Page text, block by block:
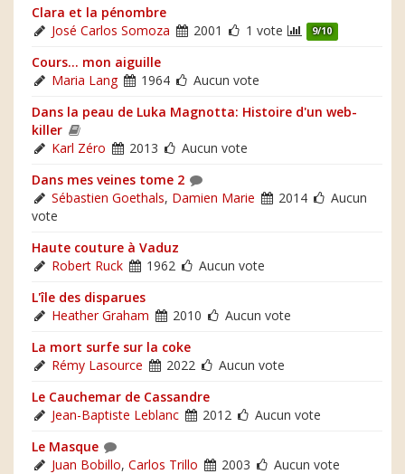
Clara et la pénombre
José Carlos Somoza
2001 1 vote 9/10
Cours... mon aiguille
Maria Lang
1964
Aucun vote
Dans la peau de Luka Magnotta: Histoire d'un web-
killer
Karl Zéro
2013
Aucun vote
Dans mes veines tome 2
Sébastien Goethals, Damien Marie 2014
Aucun
vote
Haute couture à Vaduz
Robert Ruck
1962
Aucun vote
L'île des disparues
Heather Graham
2010
Aucun vote
La mort surfe sur la coke
Rémy Lasource
2022
Aucun vote
Le Cauchemar de Cassandre
Jean-Baptiste Leblanc
2012
Aucun vote
Le Masque
Juan Bobillo, Carlos Trillo 2003
Aucun vote